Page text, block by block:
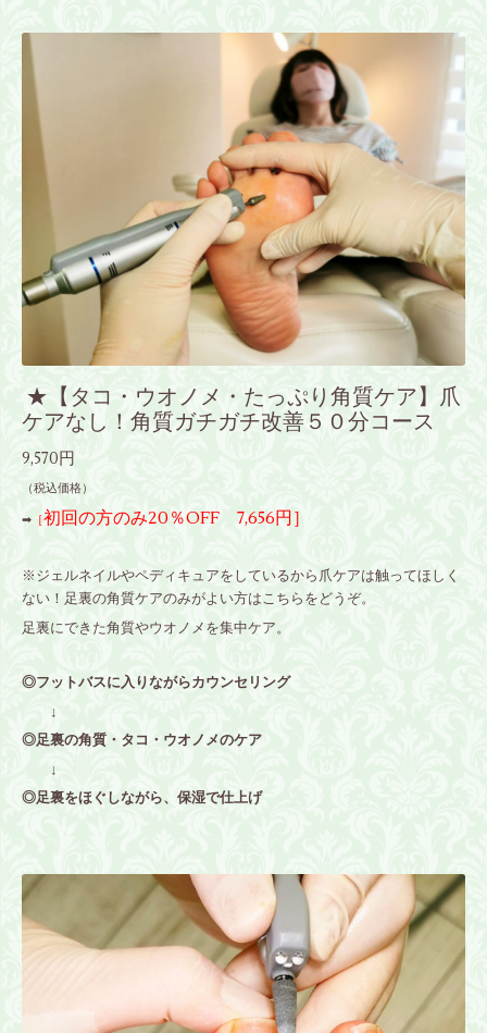
★【タコ・ウオノメ・たっぷり角質ケア】爪
ケアなし！角質ガチガチ改善５０分コース
9,570円
（税込価格）
➡ ［初回の方のみ20％OFF 7,656円］
※ジェルネイルやペディキュアをしているから爪ケアは触ってほしく
ない！足裏の角質ケアのみがよい方はこちらをどうぞ。
足裏にできた角質やウオノメを集中ケア。
◎フットバスに入りながらカウンセリング
↓
◎足裏の角質・タコ・ウオノメのケア
↓
◎足裏をほぐしながら、保湿で仕上げ